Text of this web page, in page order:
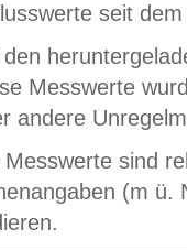
seit
den
Messwerte
andere
Messwerte sind
(m ü.